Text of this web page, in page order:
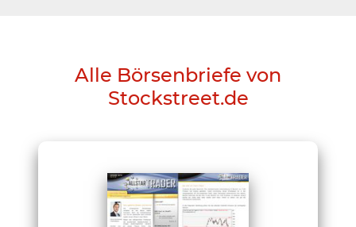
Alle Börsenbriefe von
Stockstreet.de